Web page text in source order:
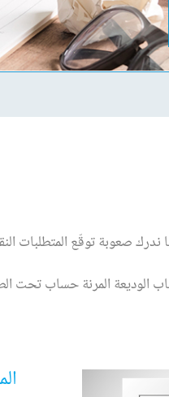
ندرك صعوبة توقّع المتطلبات
الوديعة المرنة حساب تحت